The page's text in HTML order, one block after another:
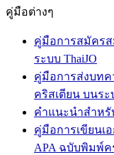
คู่มือต่างๆ
คู่มือการสมัครส
ระบบ ThaiJO
คู่มือการส่งบทค
คริสเตียน บนระ
คำแนะนำสำหรั
คู่มือการเขียนเ
APA ฉบับพิมพ์ค